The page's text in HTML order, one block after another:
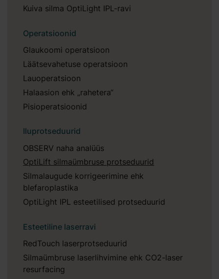
Kuiva silma OptiLight IPL-ravi
Operatsioonid
Glaukoomi operatsioon
Läätsevahetuse operatsioon
Lauoperatsioon
Halaasion ehk „rahetera“
Pisioperatsioonid
Iluprotseduurid
OBSERV naha analüüs
OptiLift silmaümbruse protseduurid
Silmalaugude korrigeerimine ehk
blefaroplastika
OptiLight IPL esteetilised protseduurid
Esteetiline laserravi
RedTouch laserprotseduurid
Silmaümbruse laserlihvimine ehk CO2-laser
resurfacing